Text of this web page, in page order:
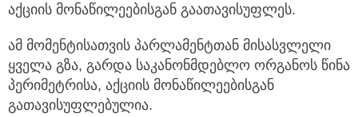
აქციის მონაწილეებისგან გაათავისუფლეს.
ამ მომენტისათვის პარლამენტთან მისასვლელი
ყველა გზა, გარდა საკანონმდებლო ორგანოს წინა
პერიმეტრისა, აქციის მონაწილეებისგან
გათავისუფლებულია.